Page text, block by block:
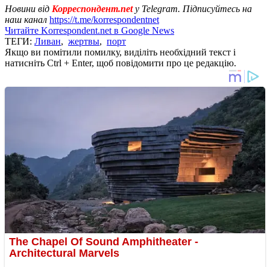
Новини від Корреспондент.net у Telegram. Підписуйтесь на
наш канал https://t.me/korrespondentnet
Читайте Korrespondent.net в Google News
ТЕГИ: Ливан, жертвы, порт
Якщо ви помітили помилку, виділіть необхідний текст і
натисніть Ctrl + Enter, щоб повідомити про це редакцію.